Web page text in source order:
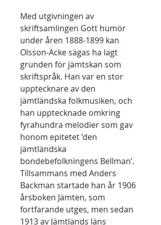
Med utgivningen av
skriftsamlingen Gott humör
under åren 1888-1899 kan
Olsson-Äcke sägas ha lagt
grunden för jämtskan som
skriftspråk. Han var en stor
upptecknare av den
jämtländska folkmusiken, och
han upptecknade omkring
fyrahundra melodier som gav
honom epitetet ’den
jämtländska
bondebefolkningens Bellman’.
Tillsammans med Anders
Backman startade han år 1906
årsboken Jämten, som
fortfarande utges, men sedan
1913 av Jämtlands läns